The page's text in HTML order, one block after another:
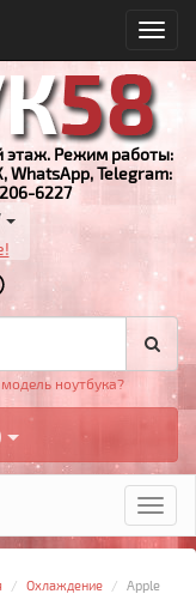
этаж. Режим работы:
WhatsApp, Telegram:
6227
ноутбука?
Охлаждение Apple